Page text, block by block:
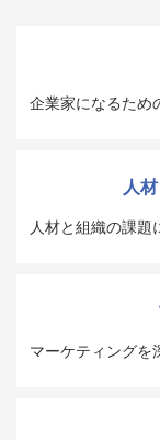
企業家になるため
人
人材と組織の課題
マーケティングを